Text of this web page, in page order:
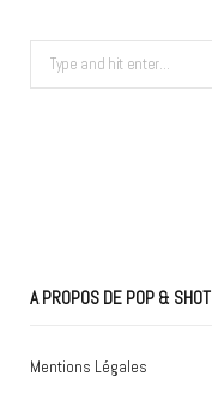
Search
for:
A PROPOS DE POP & SHOT
Mentions Légales